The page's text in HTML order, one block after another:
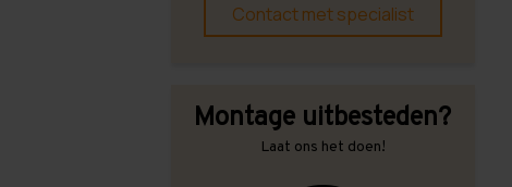
Contact met specialist
Montage uitbesteden?
Laat ons het doen!